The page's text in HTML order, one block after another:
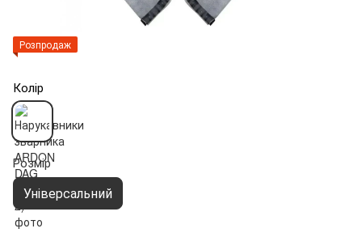
Розпродаж
Колір
Розмір
Універсальний